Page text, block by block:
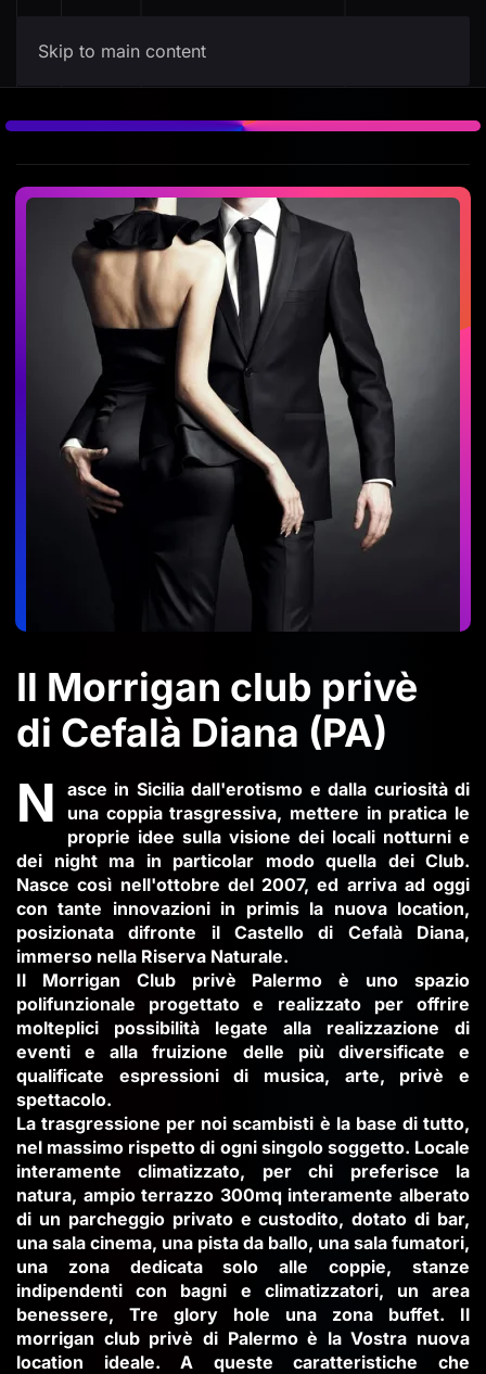
Skip to main content
Palermo
La sala da ballo è il primo
contatto per le coppie e i singoli
Il Morrigan club privè
di Cefalà Diana (PA)
N
asce in Sicilia dall'erotismo e dalla curiosità di
una coppia trasgressiva, mettere in pratica le
proprie idee sulla visione dei locali notturni e
dei night ma in particolar modo quella dei Club.
Nasce così nell'ottobre del 2007, ed arriva ad oggi
con tante innovazioni in primis la nuova location,
posizionata difronte il Castello di Cefalà Diana,
immerso nella Riserva Naturale.
Il Morrigan Club privè Palermo è uno spazio
polifunzionale progettato e realizzato per offrire
molteplici possibilità legate alla realizzazione di
eventi e alla fruizione delle più diversificate e
qualificate espressioni di musica, arte, privè e
spettacolo.
La trasgressione per noi scambisti è la base di tutto,
nel massimo rispetto di ogni singolo soggetto. Locale
interamente climatizzato, per chi preferisce la
natura, ampio terrazzo 300mq interamente alberato
di un parcheggio privato e custodito, dotato di bar,
una sala cinema, una pista da ballo, una sala fumatori,
una zona dedicata solo alle coppie, stanze
indipendenti con bagni e climatizzatori, un area
benessere, Tre glory hole una zona buffet. Il
morrigan club privè di Palermo è la Vostra nuova
location ideale. A queste caratteristiche che